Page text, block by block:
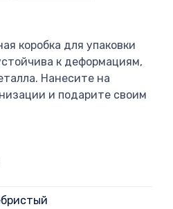
коробка для упаковки
к деформациям,
Нанесите на
и подарите своим